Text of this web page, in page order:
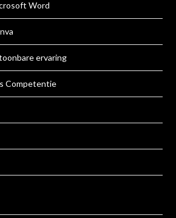
Word
ervaring
Competentie